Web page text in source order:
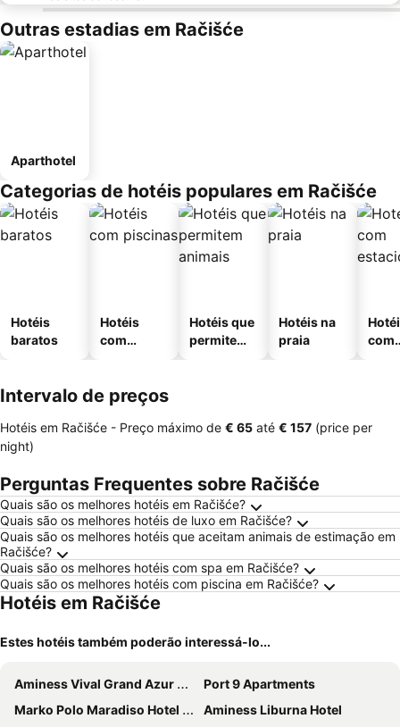
Outras estadias em Račišće
Aparthotel
Categorias de hotéis populares em Račišće
Hotéis
baratos
Hotéis
com
Hotéis que
permitem
Hotéis na
praia
com
Intervalo de preços
Hotéis em Račišće - Preço máximo de ‎€ 65 até ‎€ 157 (price per
night)
Perguntas Frequentes sobre Račišće
Quais são os melhores hotéis em Račišće?
Quais são os melhores hotéis de luxo em Račišće?
Quais são os melhores hotéis que aceitam animais de estimação em
Račišće?
Quais são os melhores hotéis com spa em Račišće?
Quais são os melhores hotéis com piscina em Račišće?
Hotéis em Račišće
Estes hotéis também poderão interessá-lo...
Aminess Vival Grand Azur Hotel
Port 9 Apartments
Marko Polo Maradiso Hotel by Aminess
Aminess Liburna Hotel